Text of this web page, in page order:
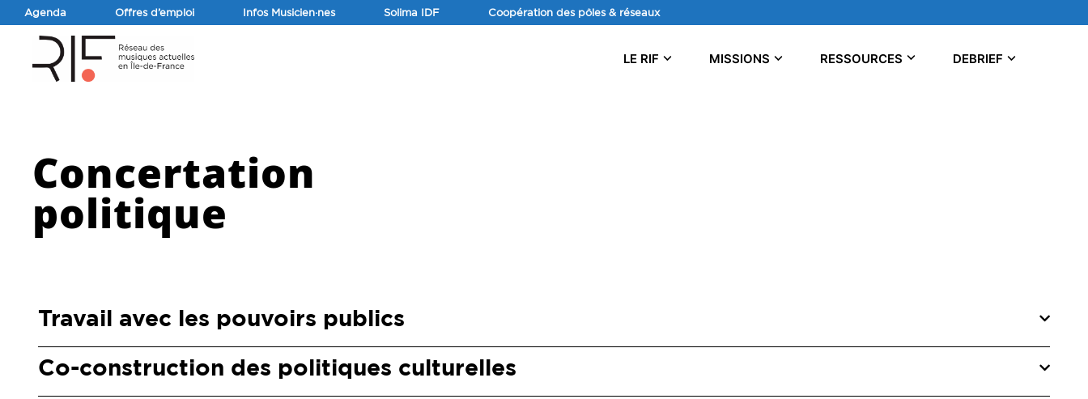
Agenda Offres d’emploi Infos Musicien·nes Solima IDF Coopération des pôles & réseaux
LE RIF MISSIONS RESSOURCES DEBRIEF
Concertation
politique
Travail avec les pouvoirs publics
Co-construction des politiques culturelles